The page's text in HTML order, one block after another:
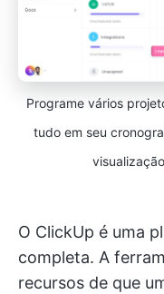
Programe vários
tudo em seu
O ClickUp é uma
completa. A
recursos de que